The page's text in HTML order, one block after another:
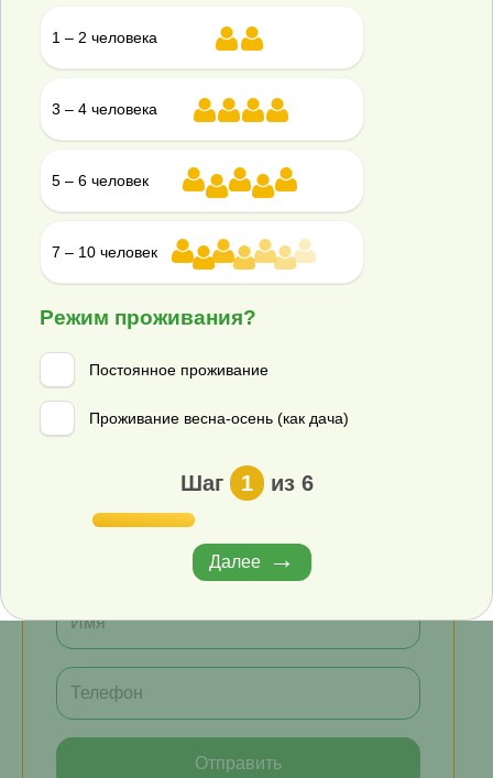
Анна – менеджер по подбору систем
Нужна помощь в подборе
Наши специалисты бесплатно и
необходимую модель.
1 – 2 человека
3 – 4 человека
5 – 6 человек
7 – 10 человек
Режим проживания?
Постоянное проживание
Проживание весна-осень (как дача)
Шаг 1 из 6
Далее